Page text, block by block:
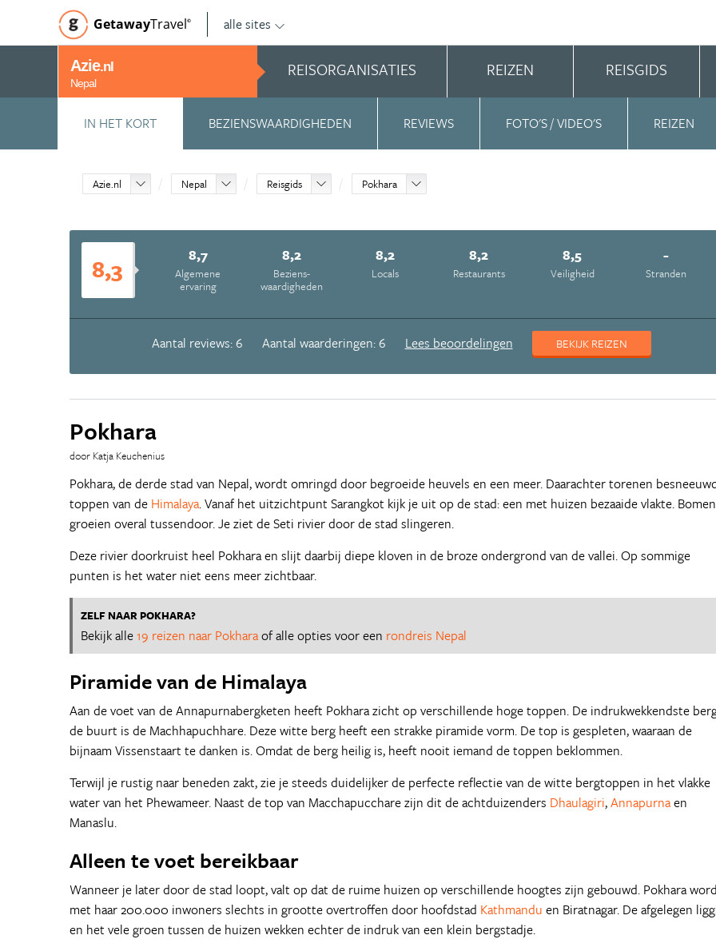
GetawayTravel© alle sites
Azie.nl
Nepal
REISORGANISATIES REIZEN REISGIDS
IN HET KORT BEZIENSWAARDIGHEDEN REVIEWS FOTO'S / VIDEO'S REIZEN
Azie.nl Nepal Reisgids Pokhara
8,3 8,7
Algemene
ervaring
8,2
Beziens­
waardigheden
8,2
Locals
8,2
Restaurants
8,5
Veiligheid
-
Stranden
Aantal reviews: 6 Aantal waarderingen: 6 Lees beoordelingen BEKIJK REIZEN
Pokhara
door Katja Keuchenius
Pokhara, de derde stad van Nepal, wordt omringd door begroeide heuvels en een meer. Daarachter torenen
toppen van de Himalaya. Vanaf het uitzichtpunt Sarangkot kijk je uit op de stad: een met huizen bezaaide vlakte. Bomen
groeien overal tussendoor. Je ziet de Seti rivier door de stad slingeren.
Deze rivier doorkruist heel Pokhara en slijt daarbij diepe kloven in de broze ondergrond van de vallei. Op sommige
punten is het water niet eens meer zichtbaar.
ZELF NAAR POKHARA?
Bekijk alle19 reizen naar Pokharaof alle opties voor een rondreis Nepal
Piramide van de Himalaya
Aan de voet van de Annapurnabergketen heeft Pokhara zicht op verschillende hoge toppen. De indrukwekkendste
de buurt is de Machhapuchhare. Deze witte berg heeft een strakke piramide vorm. De top is gespleten, waaraan de
bijnaam Vissenstaart te danken is. Omdat de berg heilig is, heeft nooit iemand de toppen beklommen.
Terwijl je rustig naar beneden zakt, zie je steeds duidelijker de perfecte reflectie van de witte bergtoppen in het vlakke
water van het Phewameer. Naast de top van Macchapucchare zijn dit de achtduizenders Dhaulagiri,Annapurnaen
Manaslu.
Alleen te voet bereikbaar
Wanneer je later door de stad loopt, valt op dat de ruime huizen op verschillende hoogtes zijn gebouwd. Pokhara
met haar 200.000 inwoners slechts in grootte overtroffen door hoofdstad Kathmandu en Biratnagar. De afgelegen
en het vele groen tussen de huizen wekken echter de indruk van een klein bergstadje.